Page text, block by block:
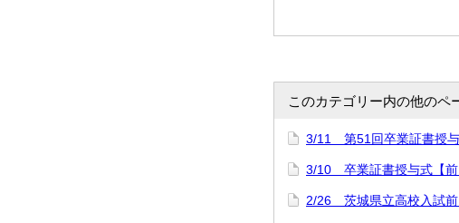
このカテゴリー内の他のペ
3/11 第51回卒業証書授
3/10 卒業証書授与式【前
2/26 茨城県立高校入試前